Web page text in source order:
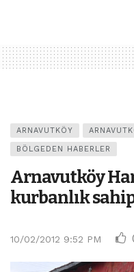
ARNAVUTKÖY
BÖLGEDEN HABERLER
Arnavutköy
kurbanlık
10/02/2012 9:52 PM